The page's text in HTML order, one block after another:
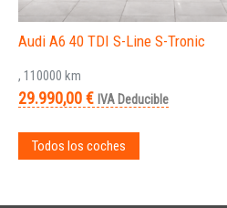
Audi A6 40 TDI S-Line S-Tronic
, 110000 km
29.990,00 € IVA Deducible
Todos los coches